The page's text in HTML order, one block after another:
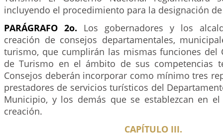
incluyendo el procedimiento para la designación
PARÁGRAFO 2o. Los gobernadores y los
creación de consejos departamentales,
turismo, que cumplirán las mismas funciones del
de Turismo en el ámbito de sus competencias
Consejos deberán incorporar como mínimo tres
prestadores de servicios turísticos del
Municipio, y los demás que se establezcan en
creación.
CAPÍTULO III.